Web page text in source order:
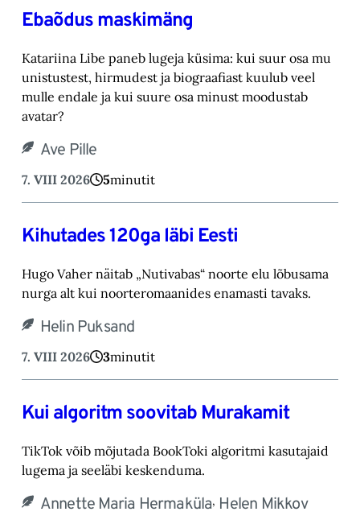
Ebaõdus maskimäng
Katariina Libe paneb lugeja küsima: kui suur osa mu
unistustest, hirmudest ja biograafiast ‎kuulub veel
mulle endale ja kui suure osa minust moodustab
avatar? ‎
Ave Pille
7. VIII 2026 5minutit
Kihutades 120ga läbi Eesti
Hugo Vaher näitab „Nutivabas“ noorte elu lõbusama
nurga alt kui noorteromaanides ena‎masti tavaks.‎
Helin Puksand
7. VIII 2026 3minutit
Kui algoritm soovitab Murakamit
TikTok võib mõjutada BookToki algoritmi kasutajaid
lugema ja seeläbi keskenduma.‎
Annette Maria Hermaküla, Helen Mikkov